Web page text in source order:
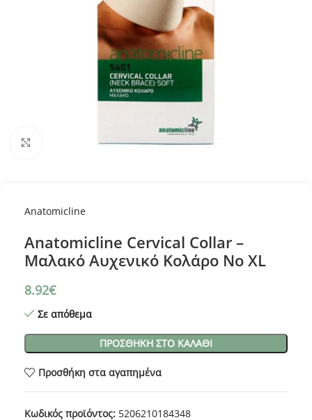
Κλικ για μεγέθυνση
Anatomicline
Anatomicline Cervical Collar –
Μαλακό Αυχενικό Κολάρο Νο XL
8.92€
Σε απόθεμα
ΠΡΟΣΘΉΚΗ ΣΤΟ ΚΑΛΆΘΙ
Προσθήκη στα αγαπημένα
Κωδικός προϊόντος: 5206210184348